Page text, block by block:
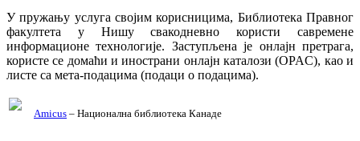
У пружању услуга својим корисницима, Библиотека Правног
факултета у Нишу свакодневно користи савремене
информационе технологије. Заступљена је онлajн претрага,
користе се домаћи и инострани онлajн каталози (OPAC), као и
листе са мета-подацима (подаци о подацима).
Amicus – Национална библиотека Канаде